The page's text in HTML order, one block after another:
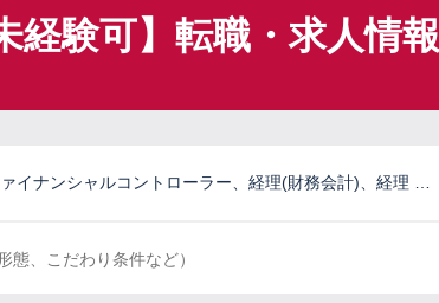
経験可】転職・求人情報
イナンシャルコントローラー、経理(財務会計)、経理 …
態、こだわり条件など）